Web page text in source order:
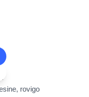
rovigo